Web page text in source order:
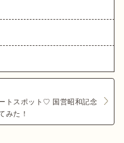
トスポット♡ 国営昭和記念
みた！